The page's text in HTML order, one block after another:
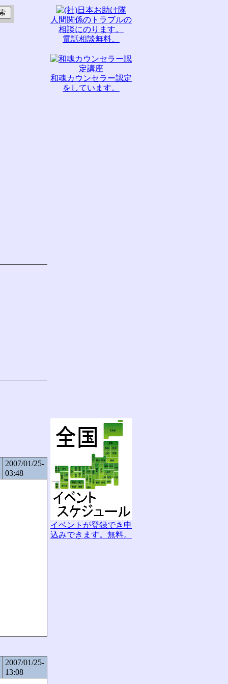
2007/01/25-
03:48
2007/01/25-
13:08
人間関係のトラブルの
相談にのります。
電話相談無料。
和魂カウンセラー認定
をしています。
イベントが登録でき申
込みできます。無料。